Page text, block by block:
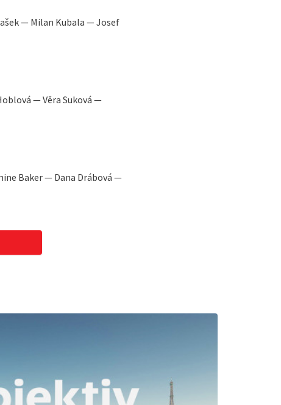
— Milan Kubala — Josef
— Věra Suková —
Baker — Dana Drábová —